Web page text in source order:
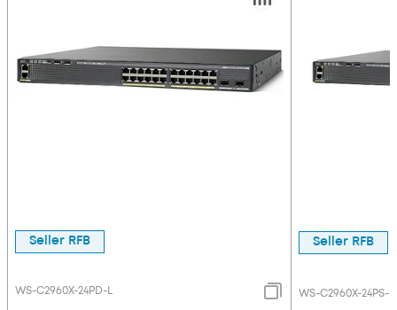
Seller RFB
WS-C2960X-24PD-L
Seller RFB
WS-C2960X-24PS-L